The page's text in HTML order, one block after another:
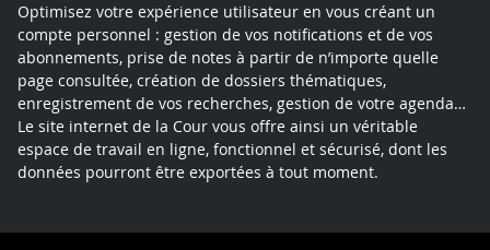
Optimisez votre expérience utilisateur en vous créant un
compte personnel : gestion de vos notifications et de vos
abonnements, prise de notes à partir de n’importe quelle
page consultée, création de dossiers thématiques,
enregistrement de vos recherches, gestion de votre agenda…
Le site internet de la Cour vous offre ainsi un véritable
espace de travail en ligne, fonctionnel et sécurisé, dont les
données pourront être exportées à tout moment.